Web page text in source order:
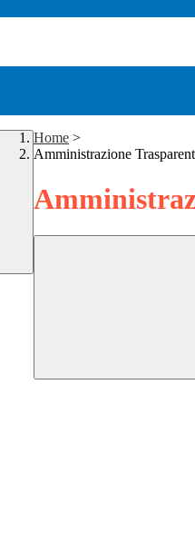
Home >
Amministrazione